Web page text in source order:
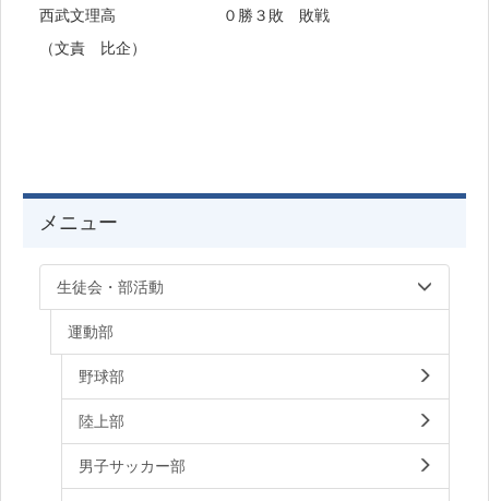
西武文理高 ０勝３敗 敗戦
（文責 比企）
メニュー
生徒会・部活動
運動部
野球部
陸上部
男子サッカー部